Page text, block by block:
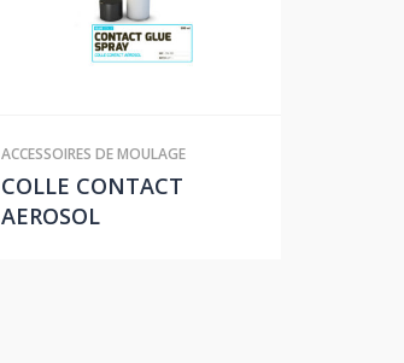
ACCESSOIRES DE MOULAGE
COLLE CONTACT
AEROSOL